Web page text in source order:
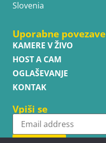
Slovenia
Uporabne povezave
KAMERE V ŽIVO
HOST A CAM
OGLAŠEVANJE
KONTAK
Vpiši se